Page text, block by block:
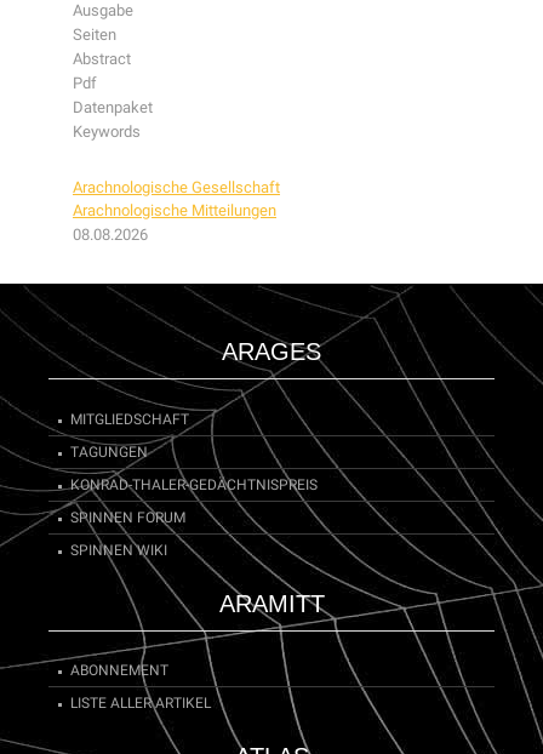
Ausgabe
Seiten
Abstract
Pdf
Datenpaket
Keywords
Arachnologische Gesellschaft
Arachnologische Mitteilungen
08.08.2026
ARAGES
MITGLIEDSCHAFT
TAGUNGEN
KONRAD-THALER-GEDÄCHTNISPREIS
SPINNEN FORUM
SPINNEN WIKI
ARAMITT
ABONNEMENT
LISTE ALLER ARTIKEL